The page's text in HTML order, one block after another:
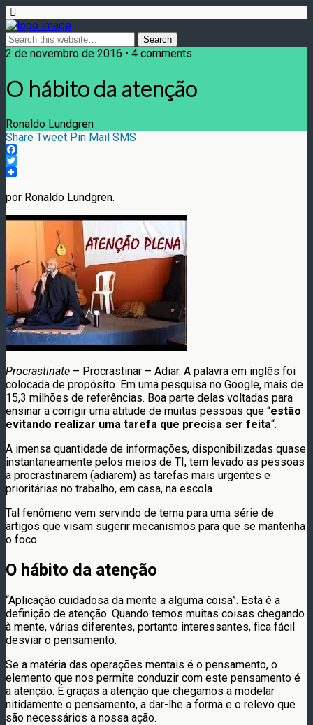
2 de novembro de 2016 • 4 comments
O hábito da atenção
Ronaldo Lundgren
Share Tweet Pin Mail SMS
Facebook
Twitter
por Ronaldo Lundgren.
Procrastinate – Procrastinar – Adiar. A palavra em inglês foi
colocada de propósito. Em uma pesquisa no Google, mais de
15,3 milhões de referências. Boa parte delas voltadas para
ensinar a corrigir uma atitude de muitas pessoas que “estão
evitando realizar uma tarefa que precisa ser feita“.
A imensa quantidade de informações, disponibilizadas quase
instantaneamente pelos meios de TI, tem levado as pessoas
a procrastinarem (adiarem) as tarefas mais urgentes e
prioritárias no trabalho, em casa, na escola.
Tal fenômeno vem servindo de tema para uma série de
artigos que visam sugerir mecanismos para que se mantenha
o foco.
O hábito da atenção
“Aplicação cuidadosa da mente a alguma coisa”. Esta é a
definição de atenção. Quando temos muitas coisas chegando
à mente, várias diferentes, portanto interessantes, fica fácil
desviar o pensamento.
Se a matéria das operações mentais é o pensamento, o
elemento que nos permite conduzir com este pensamento é
a atenção. É graças a atenção que chegamos a modelar
nitidamente o pensamento, a dar-lhe a forma e o relevo que
são necessários a nossa ação.